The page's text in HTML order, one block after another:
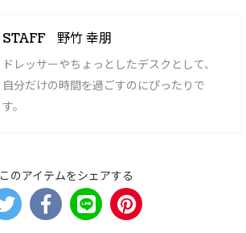
STAFF 野竹 幸朋
ドレッサーやちょっとしたデスクとして、
自分だけの時間を過ごすのにぴったりで
す。
このアイテムをシェアする